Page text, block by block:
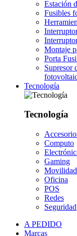
Estación
Fusibles
Montaje
Porta
Supresor
Tecnología
Tecnología
Computo
Gaming
Movilidad
Oficina
POS
Redes
Seguridad
A PEDIDO
Marcas